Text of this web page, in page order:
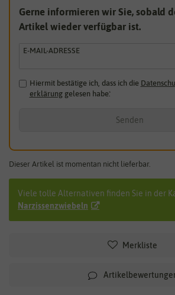
Gerne informieren wir Sie, sobald
Artikel wieder verfügbar ist.
E-MAIL-ADRESSE
Hiermit bestätige ich, dass ich die
erklärunggelesen habe.*
Senden
Dieser Artikel ist momentan nicht lieferbar.
Viele tolle Alternativen finden Sie in der
Narzissenzwiebeln
Merkliste